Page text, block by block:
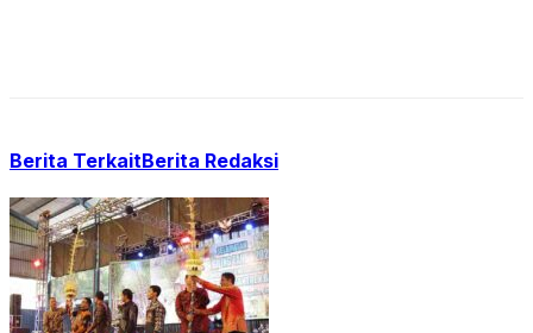
Berita TerkaitBerita Redaksi